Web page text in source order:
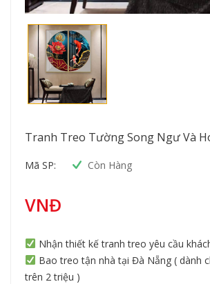
Tranh Treo Tường Song Ngư Và
Mã SP: Còn Hàng
VNĐ
Nhận thiết kế tranh treo yêu cầu
Bao treo tận nhà tại Đà Nẵng ( dành
trên 2 triệu )